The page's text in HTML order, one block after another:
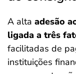
A alta adesão
ligada a três
facilitadas de
instituições